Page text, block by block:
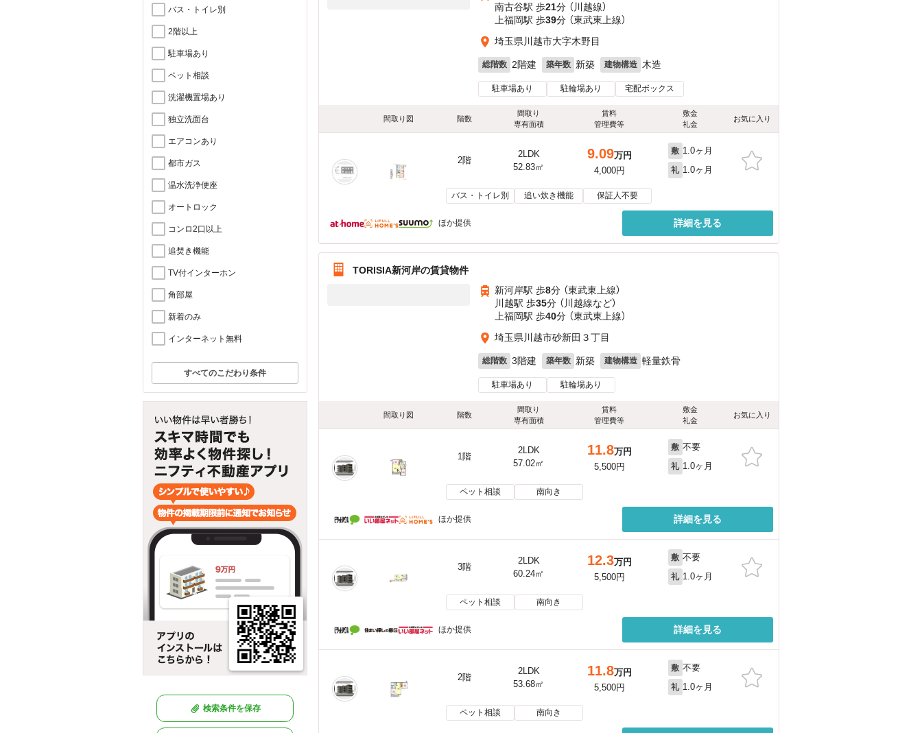
バス・トイレ別
2階以上
駐車場あり
ペット相談
洗濯機置場あり
独立洗面台
エアコンあり
都市ガス
温水洗浄便座
オートロック
コンロ2口以上
追焚き機能
TV付インターホン
角部屋
新着のみ
インターネット無料
すべてのこだわり条件
検索条件を保存
南古谷駅 歩21分 （川越線）
上福岡駅 歩39分 （東武東上線）
埼玉県川越市大字木野目
総階数 2階建 築年数 新築 建物構造 木造
駐車場あり 駐輪場あり 宅配ボックス
間取り図 階数
間取り
専有面積
賃料
管理費等
敷金
礼金
お気に入り
2階
2LDK
52.83㎡
9.09万円
4,000円
敷 1.0ヶ月
礼 1.0ヶ月
バス・トイレ別 追い炊き機能 保証人不要
ほか提供 詳細を見る
TORISIA新河岸の賃貸物件
新河岸駅 歩8分 （東武東上線）
川越駅 歩35分 （川越線など）
上福岡駅 歩40分 （東武東上線）
埼玉県川越市砂新田３丁目
総階数 3階建 築年数 新築 建物構造 軽量鉄骨
駐車場あり 駐輪場あり
間取り図 階数
間取り
専有面積
賃料
管理費等
敷金
礼金
お気に入り
1階
2LDK
57.02㎡
11.8万円
5,500円
敷 不要
礼 1.0ヶ月
ペット相談 南向き
ほか提供 詳細を見る
3階
2LDK
60.24㎡
12.3万円
5,500円
敷 不要
礼 1.0ヶ月
ペット相談 南向き
ほか提供 詳細を見る
2階
2LDK
53.68㎡
11.8万円
5,500円
敷 不要
礼 1.0ヶ月
ペット相談 南向き